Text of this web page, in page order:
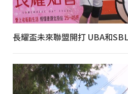
長耀盃未來聯盟開打 UBA和